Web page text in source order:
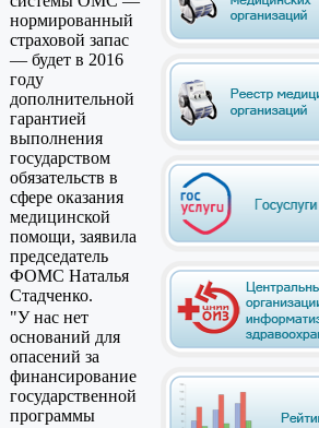
нормированный
страховой запас
— будет в 2016
году
дополнительной
гарантией
выполнения
государством
обязательств в
сфере оказания
медицинской
помощи, заявила
председатель
ФОМС Наталья
Стадченко.
"У нас нет
оснований для
опасений за
финансирование
государственной
программы